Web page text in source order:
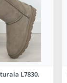
L7830.